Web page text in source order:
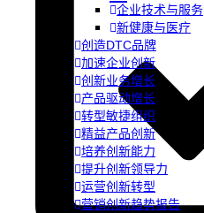
企业技术与服务
新健康与医疗
创造DTC品牌
加速企业创新
创新业务增长
产品驱动增长
转型敏捷组织
精益产品创新
培养创新能力
提升创新领导力
运营创新转型
营销创新趋势报告